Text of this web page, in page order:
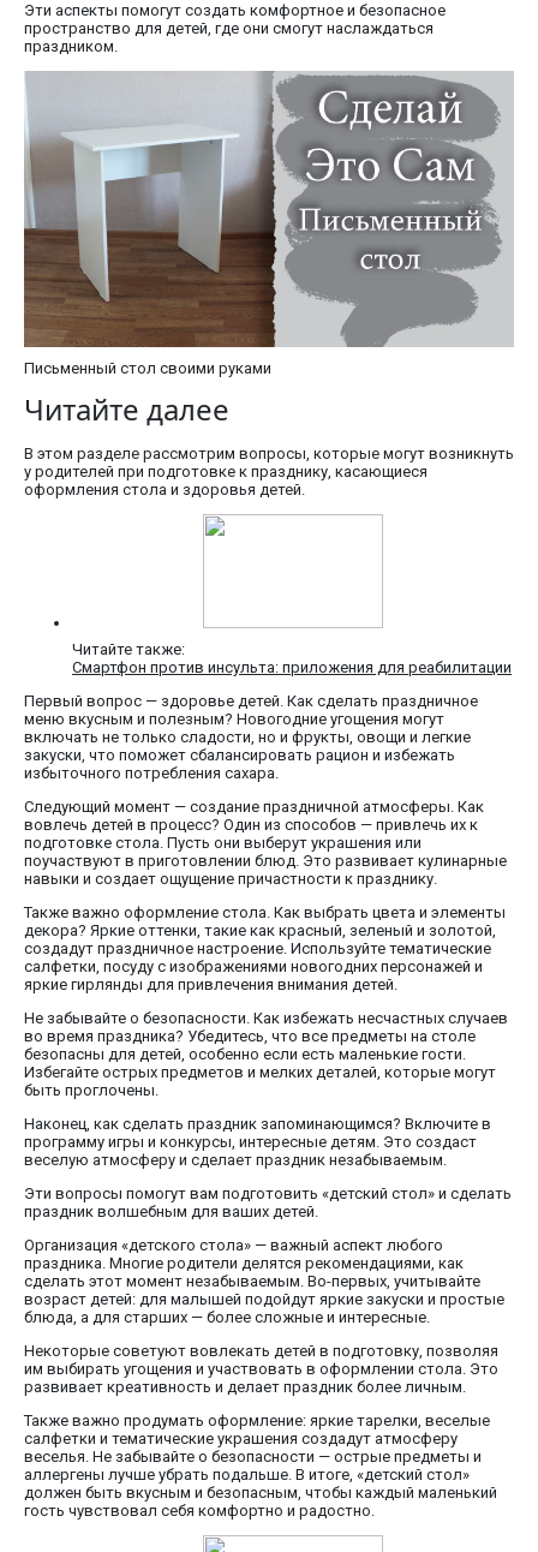
Эти аспекты помогут создать комфортное и безопасное
пространство для детей, где они смогут наслаждаться
праздником.
Письменный стол своими руками
Читайте далее
В этом разделе рассмотрим вопросы, которые могут возникнуть
у родителей при подготовке к празднику, касающиеся
оформления стола и здоровья детей.
Читайте также:
Смартфон против инсульта: приложения для реабилитации
Первый вопрос — здоровье детей. Как сделать праздничное
меню вкусным и полезным? Новогодние угощения могут
включать не только сладости, но и фрукты, овощи и легкие
закуски, что поможет сбалансировать рацион и избежать
избыточного потребления сахара.
Следующий момент — создание праздничной атмосферы. Как
вовлечь детей в процесс? Один из способов — привлечь их к
подготовке стола. Пусть они выберут украшения или
поучаствуют в приготовлении блюд. Это развивает кулинарные
навыки и создает ощущение причастности к празднику.
Также важно оформление стола. Как выбрать цвета и элементы
декора? Яркие оттенки, такие как красный, зеленый и золотой,
создадут праздничное настроение. Используйте тематические
салфетки, посуду с изображениями новогодних персонажей и
яркие гирлянды для привлечения внимания детей.
Не забывайте о безопасности. Как избежать несчастных случаев
во время праздника? Убедитесь, что все предметы на столе
безопасны для детей, особенно если есть маленькие гости.
Избегайте острых предметов и мелких деталей, которые могут
быть проглочены.
Наконец, как сделать праздник запоминающимся? Включите в
программу игры и конкурсы, интересные детям. Это создаст
веселую атмосферу и сделает праздник незабываемым.
Эти вопросы помогут вам подготовить «детский стол» и сделать
праздник волшебным для ваших детей.
Организация «детского стола» — важный аспект любого
праздника. Многие родители делятся рекомендациями, как
сделать этот момент незабываемым. Во-первых, учитывайте
возраст детей: для малышей подойдут яркие закуски и простые
блюда, а для старших — более сложные и интересные.
Некоторые советуют вовлекать детей в подготовку, позволяя
им выбирать угощения и участвовать в оформлении стола. Это
развивает креативность и делает праздник более личным.
Также важно продумать оформление: яркие тарелки, веселые
салфетки и тематические украшения создадут атмосферу
веселья. Не забывайте о безопасности — острые предметы и
аллергены лучше убрать подальше. В итоге, «детский стол»
должен быть вкусным и безопасным, чтобы каждый маленький
гость чувствовал себя комфортно и радостно.